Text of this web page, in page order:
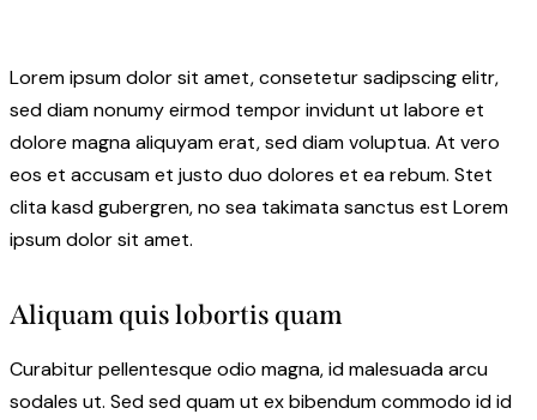
Lorem ipsum dolor sit amet, consetetur sadipscing elitr,
sed diam nonumy eirmod tempor invidunt ut labore et
dolore magna aliquyam erat, sed diam voluptua. At vero
eos et accusam et justo duo dolores et ea rebum. Stet
clita kasd gubergren, no sea takimata sanctus est Lorem
ipsum dolor sit amet.
Aliquam quis lobortis quam
Curabitur pellentesque odio magna, id malesuada arcu
sodales ut. Sed sed quam ut ex bibendum commodo id id